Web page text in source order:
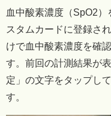
血中酸素濃度（SpO2
スタムカードに登録さ
けで血中酸素濃度を確
す。前回の計測結果が
定」の文字をタップし
す。